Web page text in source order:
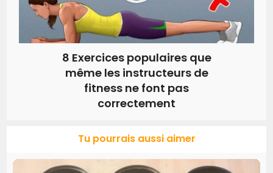
8 Exercices populaires que
même les instructeurs de
fitness ne font pas
correctement
Tu pourrais aussi aimer